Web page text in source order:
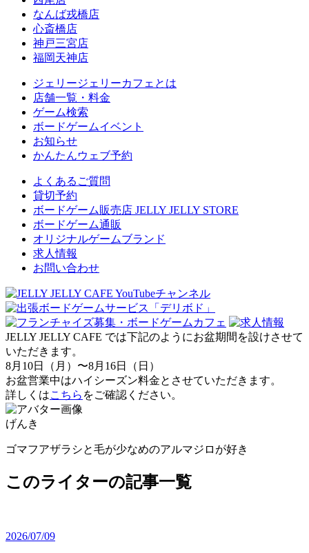
なんば戎橋店
心斎橋店
神戸三宮店
福岡天神店
ジェリージェリーカフェとは
店舗一覧・料金
ゲーム検索
ボードゲームイベント
お知らせ
かんたんウェブ予約
よくあるご質問
貸切予約
ボードゲーム販売店 JELLY JELLY STORE
ボードゲーム通販
オリジナルゲームブランド
求人情報
お問い合わせ
JELLY JELLY CAFE では下記のようにお盆期間を設けさせて
いただきます。
8月10日（月）〜8月16日（日）
お盆営業中はハイシーズン料金とさせていただきます。
詳しくはこちら をご確認ください。
げんき
ゴマフアザラシと毛が少なめのアルマジロが好き
このライターの記事一覧
2026/07/09